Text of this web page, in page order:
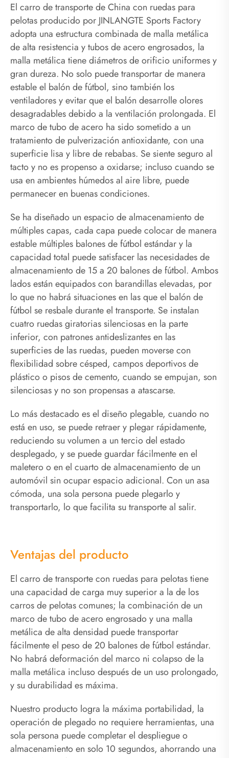
El carro de transporte de China con ruedas para
pelotas producido por JINLANGTE Sports Factory
adopta una estructura combinada de malla metálica
de alta resistencia y tubos de acero engrosados, la
malla metálica tiene diámetros de orificio uniformes y
gran dureza. No solo puede transportar de manera
estable el balón de fútbol, ​​sino también los
ventiladores y evitar que el balón desarrolle olores
desagradables debido a la ventilación prolongada. El
marco de tubo de acero ha sido sometido a un
tratamiento de pulverización antioxidante, con una
superficie lisa y libre de rebabas. Se siente seguro al
tacto y no es propenso a oxidarse; incluso cuando se
usa en ambientes húmedos al aire libre, puede
permanecer en buenas condiciones.
Se ha diseñado un espacio de almacenamiento de
múltiples capas, cada capa puede colocar de manera
estable múltiples balones de fútbol estándar y la
capacidad total puede satisfacer las necesidades de
almacenamiento de 15 a 20 balones de fútbol. Ambos
lados están equipados con barandillas elevadas, por
lo que no habrá situaciones en las que el balón de
fútbol se resbale durante el transporte. Se instalan
cuatro ruedas giratorias silenciosas en la parte
inferior, con patrones antideslizantes en las
superficies de las ruedas, pueden moverse con
flexibilidad sobre césped, campos deportivos de
plástico o pisos de cemento, cuando se empujan, son
silenciosas y no son propensas a atascarse.
Lo más destacado es el diseño plegable, cuando no
está en uso, se puede retraer y plegar rápidamente,
reduciendo su volumen a un tercio del estado
desplegado, y se puede guardar fácilmente en el
maletero o en el cuarto de almacenamiento de un
automóvil sin ocupar espacio adicional. Con un asa
cómoda, una sola persona puede plegarlo y
transportarlo, lo que facilita su transporte al salir.
Ventajas del producto
El carro de transporte con ruedas para pelotas tiene
una capacidad de carga muy superior a la de los
carros de pelotas comunes; la combinación de un
marco de tubo de acero engrosado y una malla
metálica de alta densidad puede transportar
fácilmente el peso de 20 balones de fútbol estándar.
No habrá deformación del marco ni colapso de la
malla metálica incluso después de un uso prolongado,
y su durabilidad es máxima.
Nuestro producto logra la máxima portabilidad, la
operación de plegado no requiere herramientas, una
sola persona puede completar el despliegue o
almacenamiento en solo 10 segundos, ahorrando una